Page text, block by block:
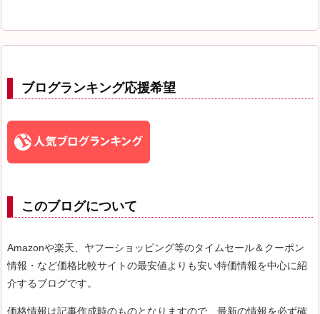
ブログランキング応援希望
このブログについて
Amazonや楽天、ヤフーショッピング等のタイムセール＆クーポン
情報・など価格比較サイトの最安値よりも安い特価情報を中心に紹
介するブログです。
価格情報は記事作成時のものとなりますので、最新の情報を必ず確